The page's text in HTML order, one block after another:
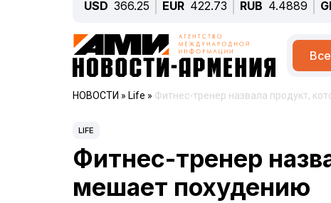
USD 366.25 EUR 422.73 RUB 4.4889
НОВОСТИ » Life » Фитнес-тренер назвала продукт,
LIFE
Фитнес-тренер
мешает похудению